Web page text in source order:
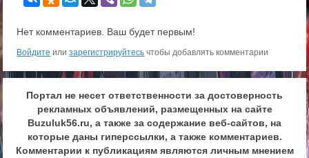
Нет комментариев. Ваш будет первым!
Войдите илизарегистрируйтесь чтобы добавлять комментарии
Портал не несет ответственности за достоверность
рекламных объявлений, размещенных на сайте
Buzuluk56.ru, а также за содержание веб-сайтов, на
которые даны гиперссылки, а также комментариев.
Комментарии к публикациям являются личным мнением